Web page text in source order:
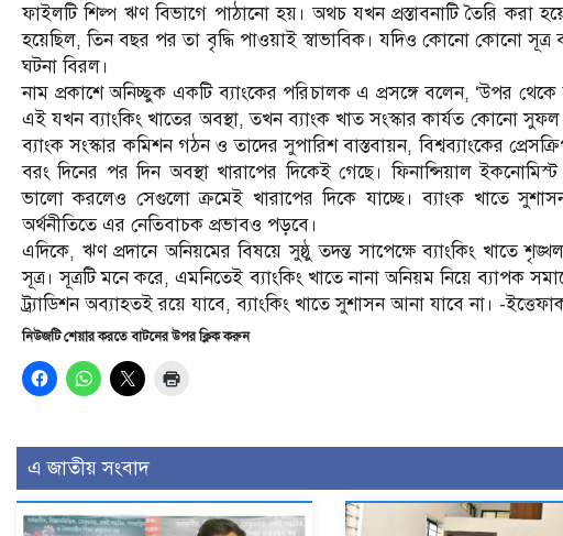
ফাইলটি শিল্প ঋণ বিভাগে পাঠানো হয়। অথচ যখন প্রস্তাবনাটি তৈরি করা
হয়েছিল, তিন বছর পর তা বৃদ্ধি পাওয়াই স্বাভাবিক। যদিও কোনো কোনো সূত্র
ঘটনা বিরল।
নাম প্রকাশে অনিচ্ছুক একটি ব্যাংকের পরিচালক এ প্রসঙ্গে বলেন, ‘উপর
এই যখন ব্যাংকিং খাতের অবস্থা, তখন ব্যাংক খাত সংস্কার কার্যত কোনো
ব্যাংক সংস্কার কমিশন গঠন ও তাদের সুপারিশ বাস্তবায়ন, বিশ্বব্যাংকের
বরং দিনের পর দিন অবস্থা খারাপের দিকেই গেছে। ফিনান্সিয়াল
ভালো করলেও সেগুলো ক্রমেই খারাপের দিকে যাচ্ছে। ব্যাংক খাতে
অর্থনীতিতে এর নেতিবাচক প্রভাবও পড়বে।
এদিকে, ঋণ প্রদানে অনিয়মের বিষয়ে সুষ্ঠু তদন্ত সাপেক্ষে ব্যাংকিং খাতে
সূত্র। সূত্রটি মনে করে, এমনিতেই ব্যাংকিং খাতে নানা অনিয়ম নিয়ে ব্যাপক
ট্র্যাডিশন অব্যাহতই রয়ে যাবে, ব্যাংকিং খাতে সুশাসন আনা যাবে না। -
নিউজটি শেয়ার করতে বাটনের উপর ক্লিক করুন
এ জাতীয় সংবাদ